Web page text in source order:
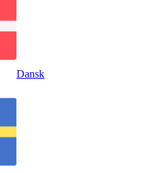
Dansk